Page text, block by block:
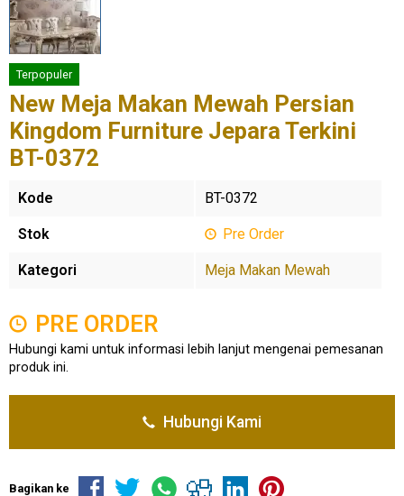
Terpopuler
New Meja Makan Mewah Persian
Kingdom Furniture Jepara Terkini
BT-0372
Kode BT-0372
Stok Pre Order
Kategori Meja Makan Mewah
PRE ORDER
Hubungi kami untuk informasi lebih lanjut mengenai pemesanan
produk ini.
Hubungi Kami
Bagikan ke